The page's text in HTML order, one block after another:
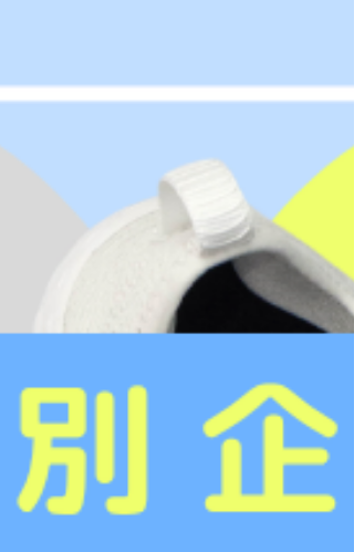
※定休日：日曜日・祝日 ＝＝＝＝＝＝＝
くお願い申し上げます。